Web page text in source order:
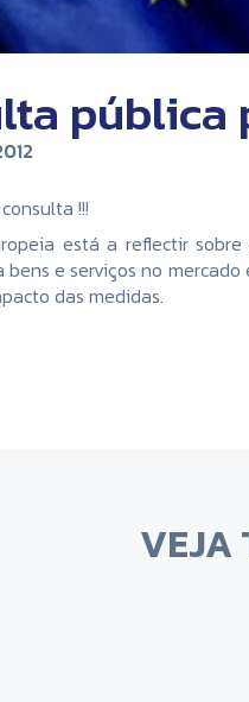
pública
!!!
está a reflectir
bens e serviços no
das medidas.
VEJA